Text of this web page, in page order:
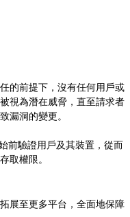
的前提下，沒有任何用戶或
視為潛在威脅，直至請求者
漏洞的變更。
前驗證用戶及其裝置，從而
取權限。
展至更多平台，全面地保障